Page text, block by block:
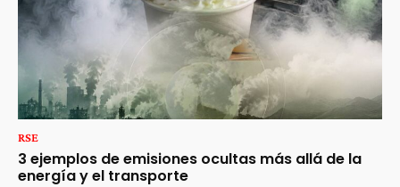
RSE
3 ejemplos de emisiones ocultas más allá de la
energía y el transporte